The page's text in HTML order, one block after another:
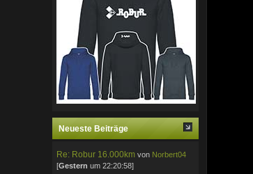
Neueste Beiträge
Re: Robur 16.000km von Norbert04
[Gestern um 22:20:58]